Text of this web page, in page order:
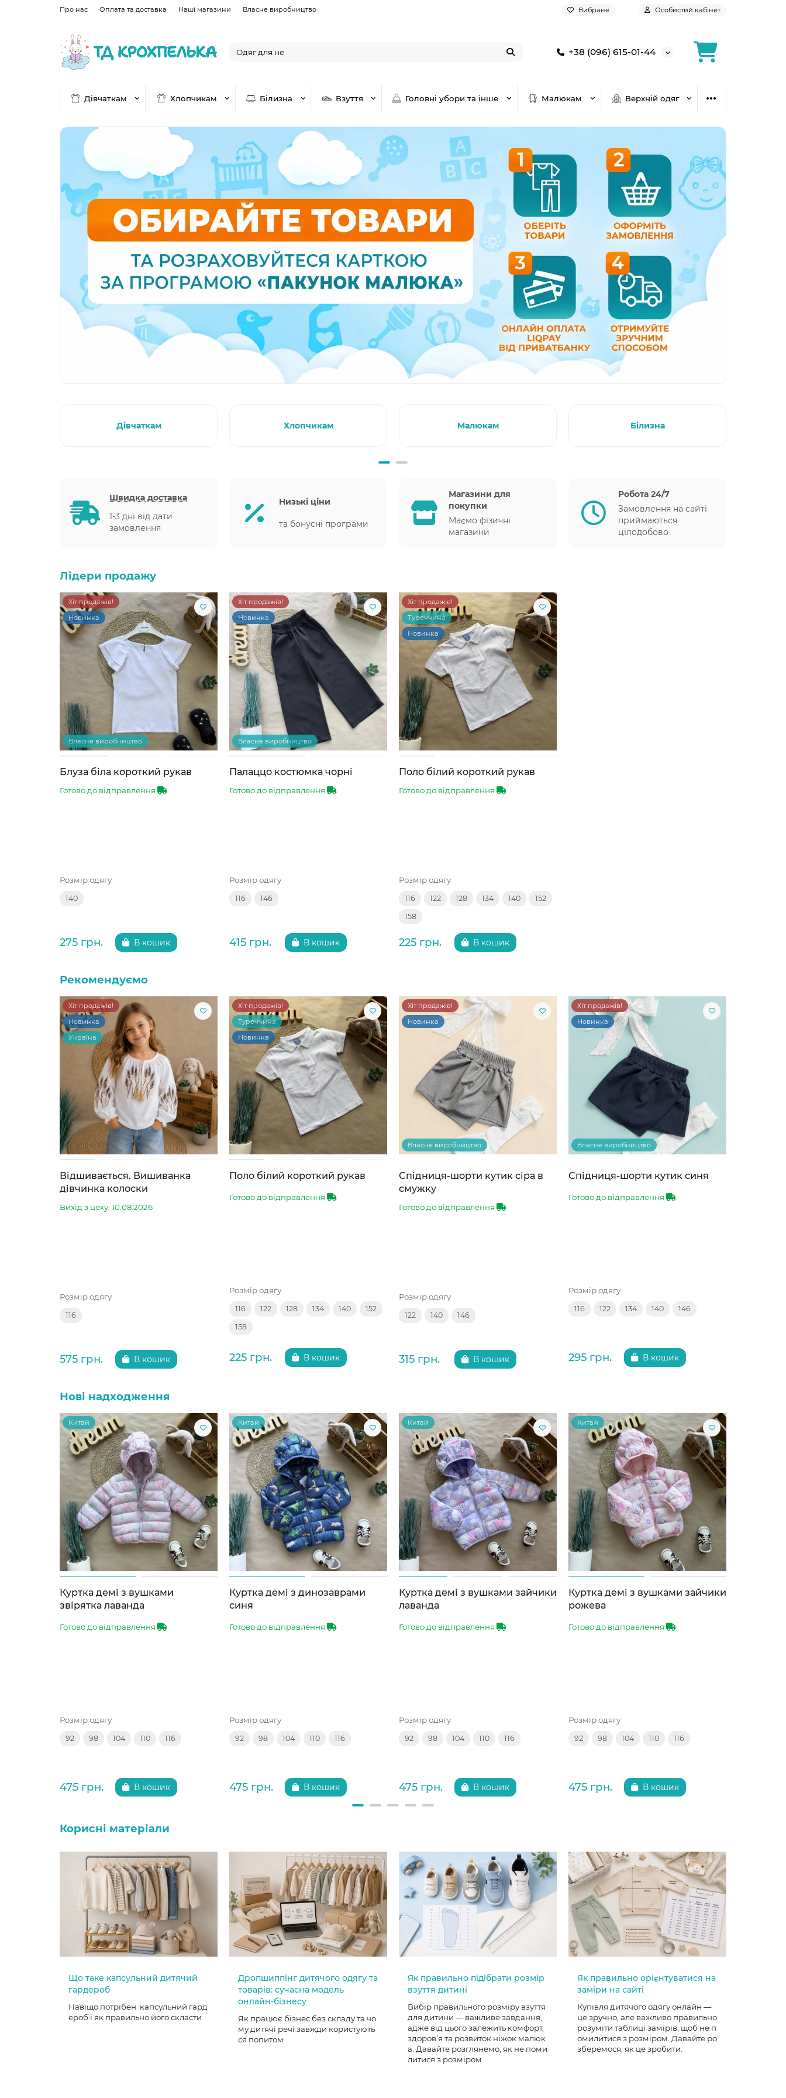
Про нас Оплата та доставка Наші магазини Власне виробництво Вибране Особистий кабінет
+38 (096) 615-01-44
Дівчаткам Хлопчикам Білизна Взуття Головні убори та інше Малюкам Верхній одяг
Дівчаткам Хлопчикам Малюкам Білизна
Швидка доставка
1-3 дні від дати
замовлення
Низькі ціни
та бонусні програми
Магазини для
покупки
Маємо фізичні
магазини
Робота 24/7
Замовлення на сайті
приймаються
цілодобово
Лідери продажу
Хіт продажів!
Новинка
Власне виробництво
Блуза біла короткий рукав
Готово до відправлення
Розмір одягу
140
275 грн. В кошик
Хіт продажів!
Новинка
Власне виробництво
Палаццо костюмка чорні
Готово до відправлення
Розмір одягу
116 146
415 грн. В кошик
Хіт продажів!
Туреччина
Новинка
Поло білий короткий рукав
Готово до відправлення
Розмір одягу
116 122 128 134 140 152
158
225 грн. В кошик
Рекомендуємо
Хіт продажів!
Новинка
Україна
Відшивається. Вишиванка
дівчинка колоски
Вихід з цеху: 10.08.2026
Розмір одягу
116
575 грн. В кошик
Хіт продажів!
Туреччина
Новинка
Поло білий короткий рукав
Готово до відправлення
Розмір одягу
116 122 128 134 140 152
158
225 грн. В кошик
Хіт продажів!
Новинка
Власне виробництво
Спідниця-шорти кутик сіра в
смужку
Готово до відправлення
Розмір одягу
122 140 146
315 грн. В кошик
Хіт продажів!
Новинка
Власне виробництво
Спідниця-шорти кутик синя
Готово до відправлення
Розмір одягу
116 122 134 140 146
295 грн. В кошик
Нові надходження
Китай
Куртка демі з вушками
звірятка лаванда
Готово до відправлення
Розмір одягу
92 98 104 110 116
475 грн. В кошик
Китай
Куртка демі з динозаврами
синя
Готово до відправлення
Розмір одягу
92 98 104 110 116
475 грн. В кошик
Китай
Куртка демі з вушками зайчики
лаванда
Готово до відправлення
Розмір одягу
92 98 104 110 116
475 грн. В кошик
Китай
Куртка демі з вушками зайчики
рожева
Готово до відправлення
Розмір одягу
92 98 104 110 116
475 грн. В кошик
Корисні матеріали
Що таке капсульний дитячий
гардероб
Навіщо потрібен капсульний гард
ероб і як правильно його скласти
Дропшиппінг дитячого одягу та
товарів: сучасна модель
онлайн-бізнесу
Як працює бізнес без складу та чо
му дитячі речі завжди користують
ся попитом
Як правильно підібрати розмір
взуття дитині
Вибір правильного розміру взуття
для дитини — важливе завдання,
адже від цього залежить комфорт,
здоров’я та розвиток ніжок малюк
а. Давайте розглянемо, як не поми
литися з розміром.
Як правильно орієнтуватися на
заміри на сайті
Купівля дитячого одягу онлайн —
це зручно, але важливо правильно
розуміти таблиці замірів, щоб не п
омилитися з розміром. Давайте ро
зберемося, як це зробити.